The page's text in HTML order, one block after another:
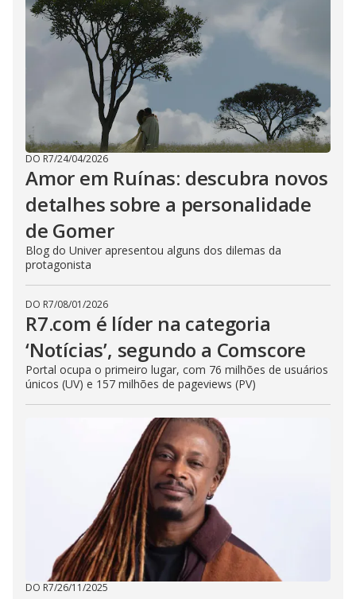
DO R7/24/04/2026
Amor em Ruínas: descubra novos
detalhes sobre a personalidade
de Gomer
Blog do Univer apresentou alguns dos dilemas da
protagonista
DO R7/08/01/2026
R7.com é líder na categoria
‘Notícias’, segundo a Comscore
Portal ocupa o primeiro lugar, com 76 milhões de usuários
únicos (UV) e 157 milhões de pageviews (PV)
DO R7/26/11/2025